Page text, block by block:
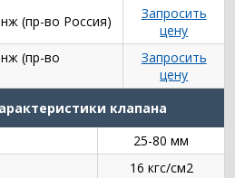
(пр-во Россия)
Запросить
цену
(пр-во
Запросить
цену
клапана
25-80 мм
16 кгс/см2